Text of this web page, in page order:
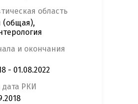
область
(общая),
и окончания
- 01.08.2022
РКИ